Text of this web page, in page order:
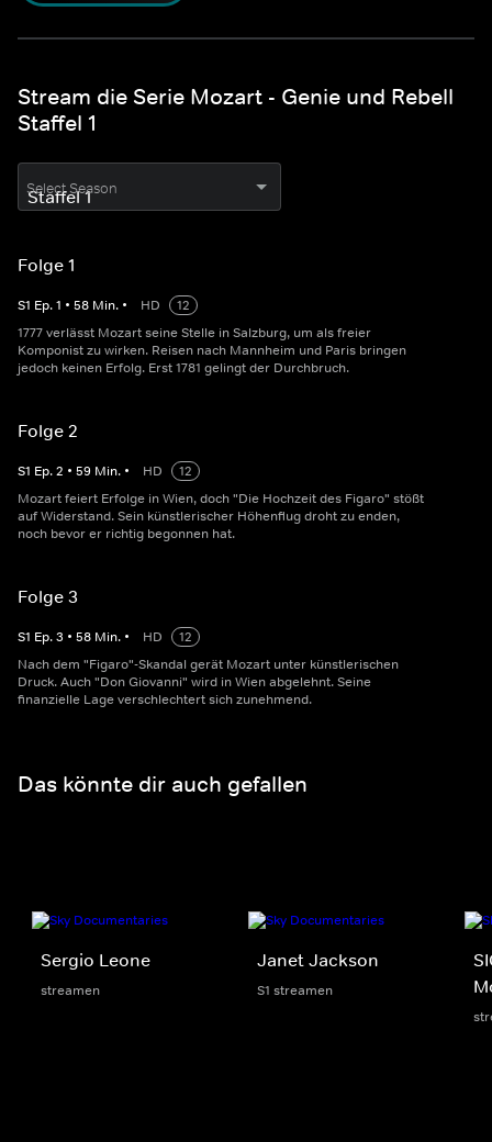
Stream die Serie Mozart - Genie und Rebell
Staffel 1
Select Season
Folge 1
S1 Ep.1 • 58 Min. • HD
12
1777 verlässt Mozart seine Stelle in Salzburg, um als freier
Komponist zu wirken. Reisen nach Mannheim und Paris bringen
jedoch keinen Erfolg. Erst 1781 gelingt der Durchbruch.
Folge 2
S1 Ep.2 • 59 Min. • HD
12
Mozart feiert Erfolge in Wien, doch "Die Hochzeit des Figaro" stößt
auf Widerstand. Sein künstlerischer Höhenflug droht zu enden,
noch bevor er richtig begonnen hat.
Folge 3
S1 Ep.3 • 58 Min. • HD
12
Nach dem "Figaro"-Skandal gerät Mozart unter künstlerischen
Druck. Auch "Don Giovanni" wird in Wien abgelehnt. Seine
finanzielle Lage verschlechtert sich zunehmend.
Das könnte dir auch gefallen
Sergio Leone
streamen
Janet Jackson
S1 streamen